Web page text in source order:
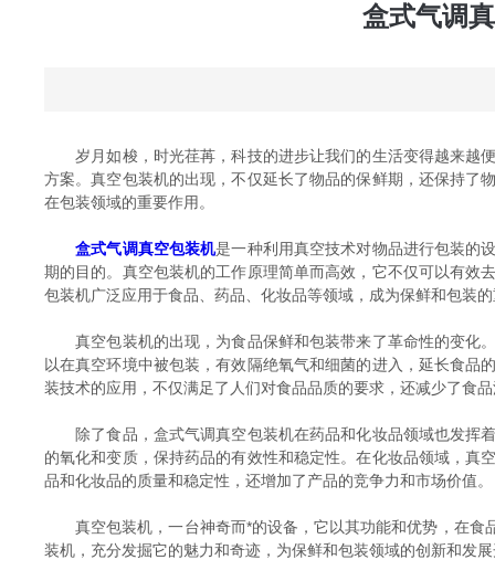
盒式气调
岁月如梭，时光荏苒，科技的进步让我们的生活变得越来越便
方案。真空包装机的出现，不仅延长了物品的保鲜期，还保持了
在包装领域的重要作用。
盒式气调真空包装机是一种利用真空技术对物品进行包装的
期的目的。真空包装机的工作原理简单而高效，它不仅可以有效
包装机广泛应用于食品、药品、化妆品等领域，成为保鲜和包装
真空包装机的出现，为食品保鲜和包装带来了革命性的变化。
以在真空环境中被包装，有效隔绝氧气和细菌的进入，延长食
装技术的应用，不仅满足了人们对食品品质的要求，还减少了食
除了食品，盒式气调真空包装机在药品和化妆品领域也发挥着
的氧化和变质，保持药品的有效性和稳定性。在化妆品领域，
品和化妆品的质量和稳定性，还增加了产品的竞争力和市场价值。
真空包装机，一台神奇而*的设备，它以其功能和优势，在食
装机，充分发掘它的魅力和奇迹，为保鲜和包装领域的创新和发